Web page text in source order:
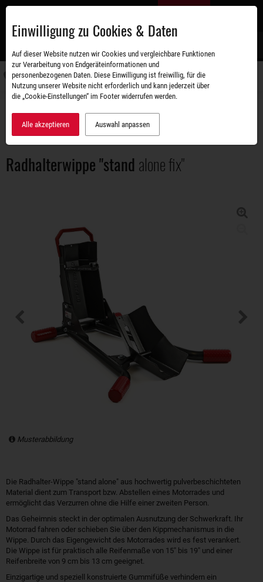
Zum
Radhalterwippe "stand alone fix"
Musterabbildung
Die Radhalter-Wippe "stand alone" aus hochwertig pulverbeschichteten
Material dient zum Transport bzw. Abstellen eines Motorrades und
ermöglicht das Verzurren ohne die Hilfe einer zweiten Person.
Das Geheimnis steckt in der optimalen Ausnutzung der Schwerkraft. Ihr
Motorrad fahren oder schieben Sie über den Kippmechanismus in die
Wippe. Durch das Eigengewicht des Motorrades wird es fest verankert.
Die Wippe ist für praktisch alle Reifenmaße von 15" bis 19" und einer
Reifenbreite von 9 cm bis 13 cm geeignet.
Einzigartige und speziell konstruierte Gummifüße verhindern ein
Einwilligung zu Cookies & Daten
Auf dieser Website nutzen wir Cookies und vergleichbare Funktionen
zur Verarbeitung von Endgeräteinformationen und
personenbezogenen Daten. Diese Einwilligung ist freiwillig, für die
Nutzung unserer Website nicht erforderlich und kann jederzeit über
die „Cookie-Einstellungen“ im Footer widerrufen werden.
Alle akzeptieren Auswahl anpassen